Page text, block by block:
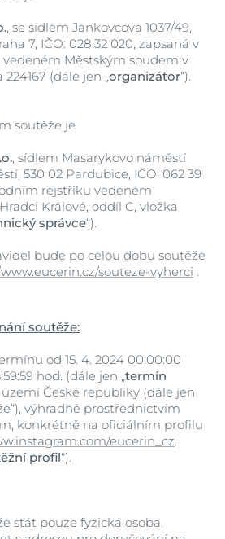
, se sídlem Jankovcova 1037/49,
7, IČO: 028 32 020, zapsaná v
Městským soudem v
(dále jen „organizátor“).
soutěže je
, sídlem Masarykovo náměstí
530 02 Pardubice, IČO: 062 39
rejstříku vedeném
Králové, oddíl C, vložka
správce“).
bude po celou dobu soutěže
souteze-vyherci .
soutěže:
od 15. 4. 2024 00:00:00
hod. (dále jen „termín
území České republiky (dále jen
výhradně prostřednictvím
konkrétně na oficiálním profilu
eucerin_cz.
profil“).
stát pouze fyzická osoba,